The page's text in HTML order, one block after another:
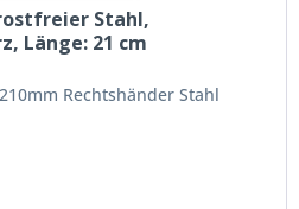
Stahl,
Länge: 21 cm
Rechtshänder Stahl